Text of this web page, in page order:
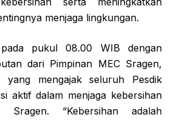
menjaga lingkungan.
pada pukul 08.00 WIB dengan
dari Pimpinan MEC Sragen,
yang mengajak seluruh Pesdik
aktif dalam menjaga kebersihan
Sragen. “Kebersihan adalah